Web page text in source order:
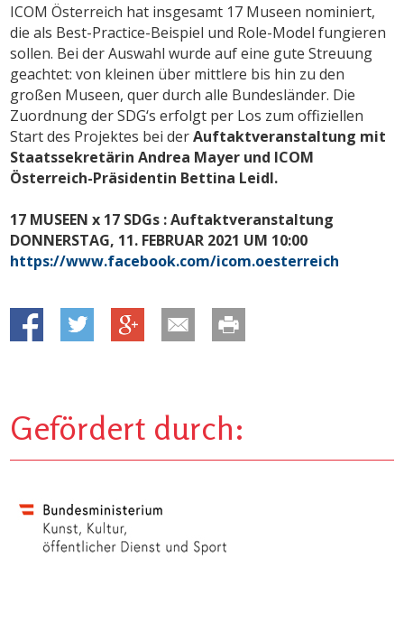
ICOM Österreich hat insgesamt 17 Museen nominiert,
die als Best-Practice-Beispiel und Role-Model fungieren
sollen. Bei der Auswahl wurde auf eine gute Streuung
geachtet: von kleinen über mittlere bis hin zu den
großen Museen, quer durch alle Bundesländer. Die
Zuordnung der SDG‘s erfolgt per Los zum offiziellen
Start des Projektes bei derAuftaktveranstaltung mit
Staatssekretärin Andrea Mayer und ICOM
Österreich-Präsidentin Bettina Leidl.
17 MUSEEN x 17 SDGs : Auftaktveranstaltung
DONNERSTAG, 11. FEBRUAR 2021 UM 10:00
https://www.facebook.com/icom.oesterreich
Gefördert durch: